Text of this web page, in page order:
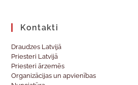
Kontakti
Draudzes Latvijā
Priesteri Latvijā
Priesteri ārzemēs
Organizācijas un apvienības